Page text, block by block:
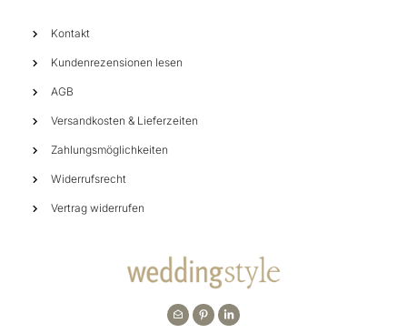
Kontakt
Kundenrezensionen lesen
AGB
Versandkosten & Lieferzeiten
Zahlungsmöglichkeiten
Widerrufsrecht
Vertrag widerrufen